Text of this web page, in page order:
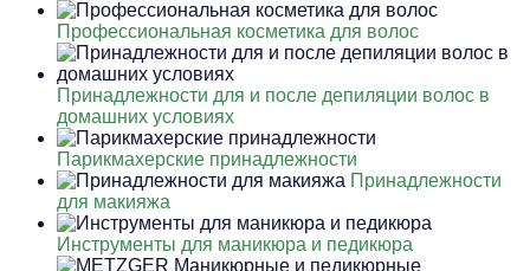
Профессиональная косметика для волос
Принадлежности для и после депиляции волос в
домашних условиях
Парикмахерские принадлежности
Принадлежности
для макияжа
Инструменты для маникюра и педикюра